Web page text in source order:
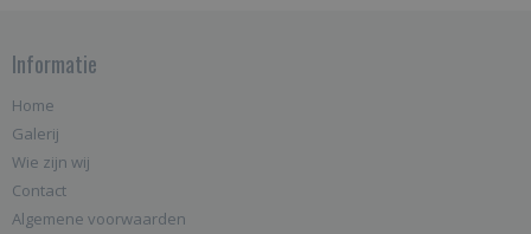
Informatie
Home
Galerij
Wie zijn wij
Contact
Algemene voorwaarden